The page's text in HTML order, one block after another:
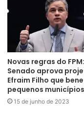
Já o presidente da
Ferdinando Lucena,
parceria do
Pessoa.
ampliarmos as
deficiência, um
muitos outros
tanto na nossa
Novas regras do FPM:
Senado aprova
Efraim Filho que
pequenos municípios
15 de junho de 2023